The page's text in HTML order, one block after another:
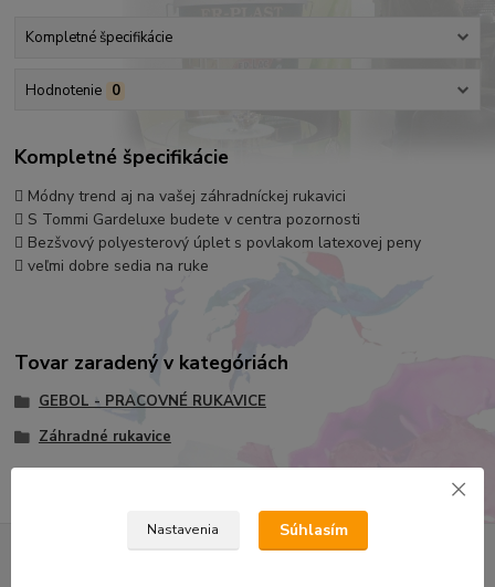
Kompletné špecifikácie
Hodnotenie 0
Kompletné špecifikácie
 Módny trend aj na vašej záhradníckej rukavici
 S Tommi Gardeluxe budete v centra pozornosti
 Bezšvový polyesterový úplet s povlakom latexovej peny
 veľmi dobre sedia na ruke
Tovar zaradený v kategóriách
GEBOL - PRACOVNÉ RUKAVICE
Záhradné rukavice
Nastavenia Súhlasím